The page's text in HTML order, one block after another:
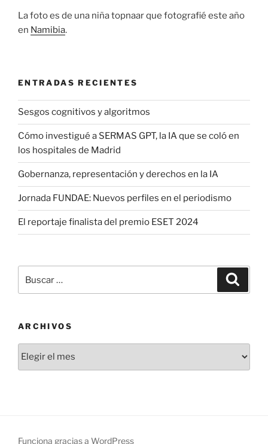
La foto es de una niña topnaar que fotografié este año
en Namibia.
ENTRADAS RECIENTES
Sesgos cognitivos y algoritmos
Cómo investigué a SERMAS GPT, la IA que se coló en
los hospitales de Madrid
Gobernanza, representación y derechos en la IA
Jornada FUNDAE: Nuevos perfiles en el periodismo
El reportaje finalista del premio ESET 2024
por:
ARCHIVOS
Funciona gracias a WordPress